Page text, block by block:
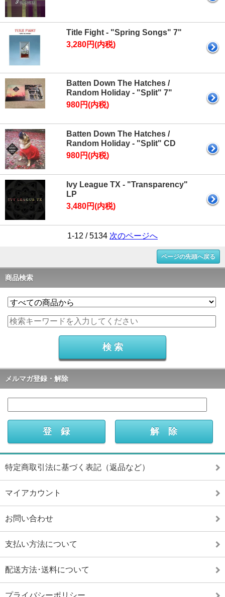
Title Fight - "Spring Songs" 7"
3,280円(内税)
Batten Down The Hatches /
Random Holiday - "Split" 7"
980円(内税)
Batten Down The Hatches /
Random Holiday - "Split" CD
980円(内税)
Ivy League TX - "Transparency"
LP
3,480円(内税)
1-12 / 5134 次のページへ
ページの先頭へ戻る
商品検索
メルマガ登録・解除
特定商取引法に基づく表記（返品など）
マイアカウント
お問い合わせ
支払い方法について
配送方法･送料について